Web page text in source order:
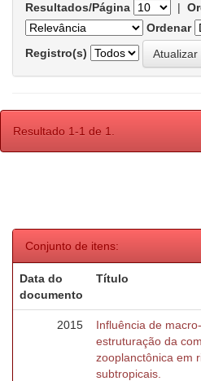
Resultados/Página |
Ordenar
Registro(s)
Resultado 1-1 de 1.
Conjunto de itens:
Data do
documento
Título
2015
Influência de
estruturação da
zooplanctônica em
subtropicais.